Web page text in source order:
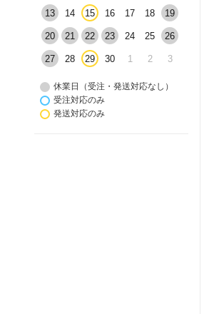
13 14 15 16 17 18 19
20 21 22 23 24 25 26
27 28 29 30 1 2 3
休業日（受注・発送対応なし）
受注対応のみ
発送対応のみ